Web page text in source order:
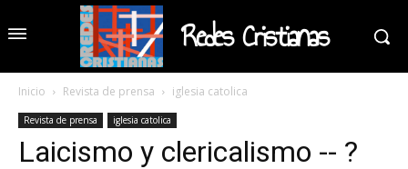
Redes Cristianas
Inicio Revista de prensa iglesia catolica
Revista de prensa iglesia catolica
Laicismo y clericalismo -- ?